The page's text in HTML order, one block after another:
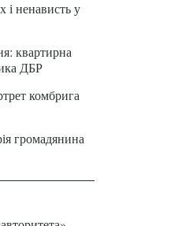
і ненависть у
квартирна
ДБР
комбрига
громадянина